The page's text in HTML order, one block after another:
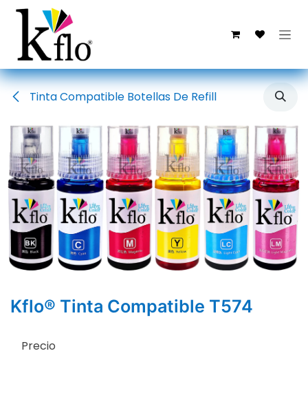
Ir al contenido
Tinta Compatible Botellas De Refill
Kflo® Tinta Compatible T574
Precio